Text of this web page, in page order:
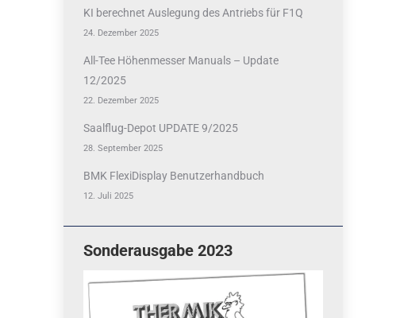
KI berechnet Auslegung des Antriebs für F1Q
24. Dezember 2025
All-Tee Höhenmesser Manuals – Update
12/2025
22. Dezember 2025
Saalflug-Depot UPDATE 9/2025
28. September 2025
BMK FlexiDisplay Benutzerhandbuch
12. Juli 2025
Sonderausgabe 2023